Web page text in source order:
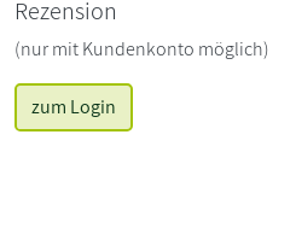
Rezension
(nur mit Kundenkonto möglich)
zum Login